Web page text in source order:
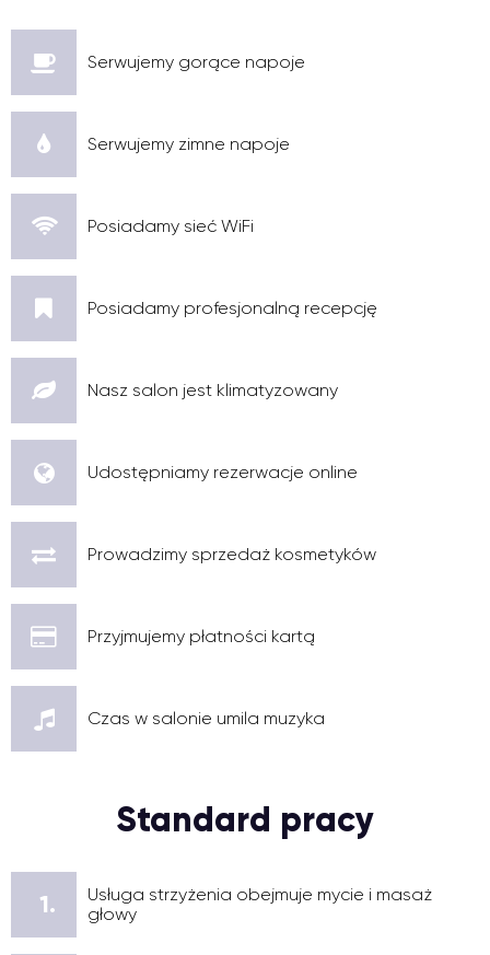
Serwujemy gorące napoje
Serwujemy zimne napoje
Posiadamy sieć WiFi
Posiadamy profesjonalną recepcję
Nasz salon jest klimatyzowany
Udostępniamy rezerwacje online
Prowadzimy sprzedaż kosmetyków
Przyjmujemy płatności kartą
Czas w salonie umila muzyka
Standard pracy
1.
Usługa strzyżenia obejmuje mycie i masaż
głowy